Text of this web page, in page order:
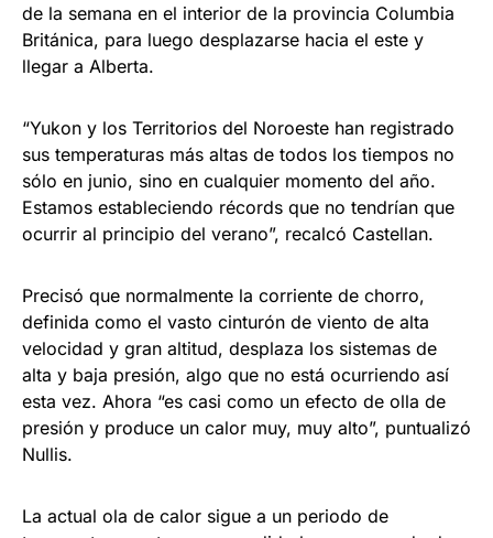
de la semana en el interior de la provincia Columbia
Británica, para luego desplazarse hacia el este y
llegar a Alberta.
“Yukon y los Territorios del Noroeste han registrado
sus temperaturas más altas de todos los tiempos no
sólo en junio, sino en cualquier momento del año.
Estamos estableciendo récords que no tendrían que
ocurrir al principio del verano”, recalcó Castellan.
Precisó que normalmente la corriente de chorro,
definida como el vasto cinturón de viento de alta
velocidad y gran altitud, desplaza los sistemas de
alta y baja presión, algo que no está ocurriendo así
esta vez. Ahora “es casi como un efecto de olla de
presión y produce un calor muy, muy alto”, puntualizó
Nullis.
La actual ola de calor sigue a un periodo de